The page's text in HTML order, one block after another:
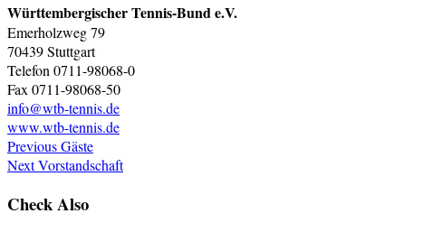
Württembergischer Tennis-Bund e.V.
Emerholzweg 79
70439 Stuttgart
Telefon 0711-98068-0
Fax 0711-98068-50
info@wtb-tennis.de
www.wtb-tennis.de
PreviousGäste
NextVorstandschaft
Check Also